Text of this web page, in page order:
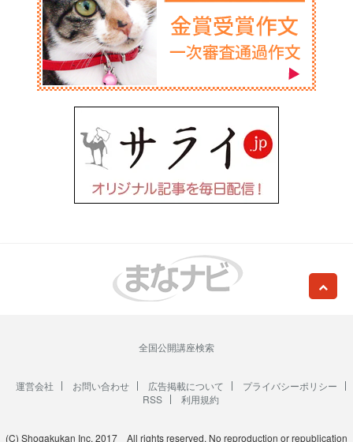
全国公開講座検索
運営会社 お問い合わせ 広告掲載について
プライバシーポリシー
RSS
利用規約
(C) Shogakukan Inc. 2017 All rights reserved. No reproduction or republication